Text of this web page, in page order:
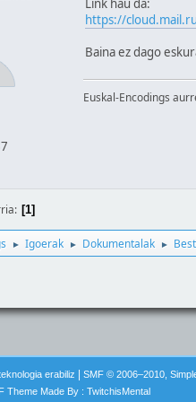
Link hau da:
https://
Baina ez dago
Euskal-Encodings
1
► Igoerak ► Dokumentalak ►
erabiliz
SMF © 2006–2010,
Theme Made By : TwitchisMental